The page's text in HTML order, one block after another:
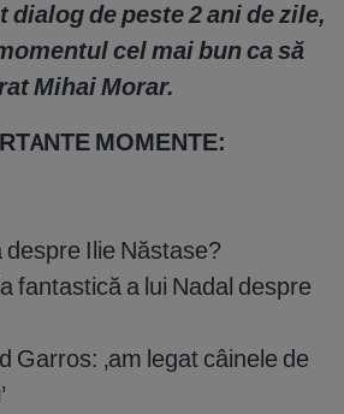
dialog de peste 2 ani de zile,
cel mai bun ca să
Mihai Morar.
MOMENTE:
despre Ilie Năstase?
fantastică a lui Nadal despre
Garros: ‚am legat câinele de